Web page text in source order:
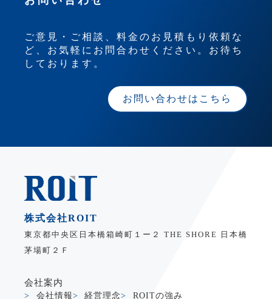
ご意見・ご相談、料金のお見積もり依頼な
ど、お気軽にお問合わせください。お待ち
しております。
お問い合わせはこちら
株式会社ROIT
東京都中央区日本橋箱崎町１ー２ THE SHORE 日本橋
茅場町２Ｆ
会社案内
会社情報 経営理念 ROITの強み